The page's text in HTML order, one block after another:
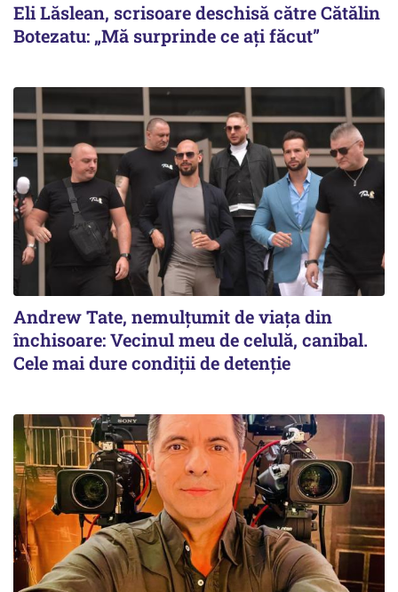
Eli Lăslean, scrisoare deschisă către Cătălin
Botezatu: „Mă surprinde ce ați făcut”
Andrew Tate, nemulțumit de viața din
închisoare: Vecinul meu de celulă, canibal.
Cele mai dure condiții de detenție